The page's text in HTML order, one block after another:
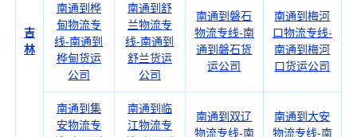
吉
林
南通到桦
甸物流专
线-南通到
桦甸货运
公司
南通到舒
兰物流专
线-南通到
舒兰货运
公司
南通到磐石
物流专线-南
通到磐石货
运公司
南通到梅河
口物流专线-
南通到梅河
口货运公司
南通到集
安物流专
南通到临
江物流专
南通到双辽
物流专线-南
南通到大安
物流专线-南